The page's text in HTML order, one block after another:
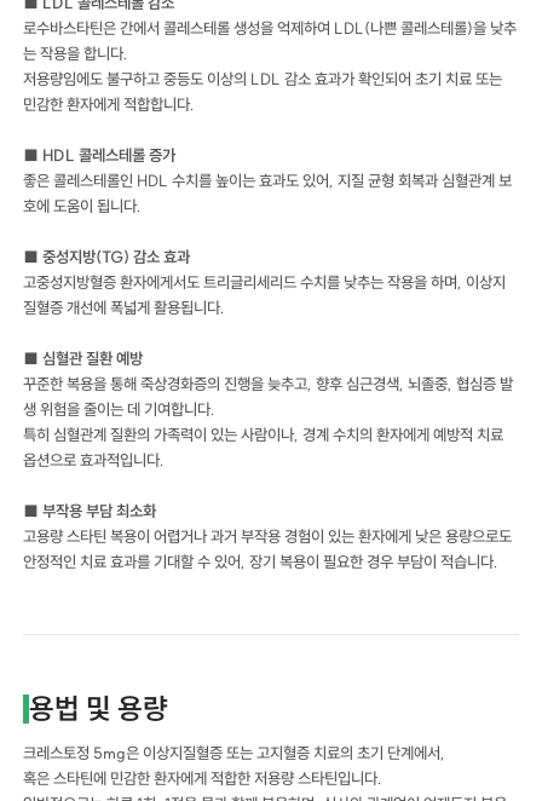
로수바스타틴은 간에서 콜레스테롤 생성을 억제하여 LDL(나쁜 콜레스테롤)을 낮추
는 작용을 합니다.
저용량임에도 불구하고 중등도 이상의 LDL 감소 효과가 확인되어 초기 치료 또는
민감한 환자에게 적합합니다.
■ HDL 콜레스테롤 증가
좋은 콜레스테롤인 HDL 수치를 높이는 효과도 있어, 지질 균형 회복과 심혈관계 보
호에 도움이 됩니다.
■ 중성지방(TG) 감소 효과
고중성지방혈증 환자에게서도 트리글리세리드 수치를 낮추는 작용을 하며, 이상지
질혈증 개선에 폭넓게 활용됩니다.
■ 심혈관 질환 예방
꾸준한 복용을 통해 죽상경화증의 진행을 늦추고, 향후 심근경색, 뇌졸중, 협심증 발
생 위험을 줄이는 데 기여합니다.
특히 심혈관계 질환의 가족력이 있는 사람이나, 경계 수치의 환자에게 예방적 치료
옵션으로 효과적입니다.
■ 부작용 부담 최소화
고용량 스타틴 복용이 어렵거나 과거 부작용 경험이 있는 환자에게 낮은 용량으로도
안정적인 치료 효과를 기대할 수 있어, 장기 복용이 필요한 경우 부담이 적습니다.
용법 및 용량
크레스토정 5mg은 이상지질혈증 또는 고지혈증 치료의 초기 단계에서,
혹은 스타틴에 민감한 환자에게 적합한 저용량 스타틴입니다.